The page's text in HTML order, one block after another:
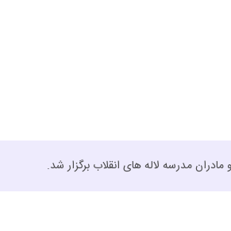
مدرسه لاله های انقلاب برگزار شد.